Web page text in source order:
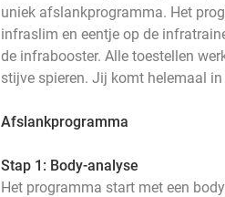
uniek afslankprogramma. Het
infraslim en eentje op de
de infrabooster. Alle toestellen
stijve spieren. Jij komt helemaal in
Afslankprogramma
Stap 1: Body-analyse
Het programma start met een